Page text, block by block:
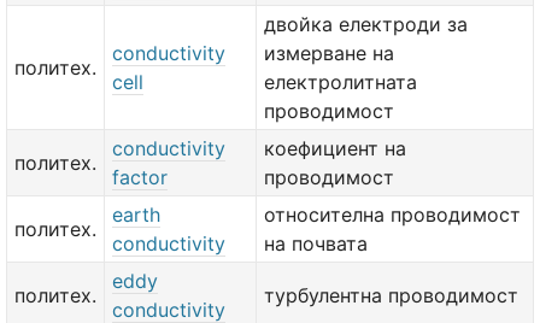
политех.
conductivity
cell
двойка електроди за
измерване на
електролитната
проводимост
политех.
conductivity
factor
коефициент на
проводимост
политех.
earth
conductivity
относителна проводимост
на почвата
политех.
eddy
conductivity
турбулентна проводимост